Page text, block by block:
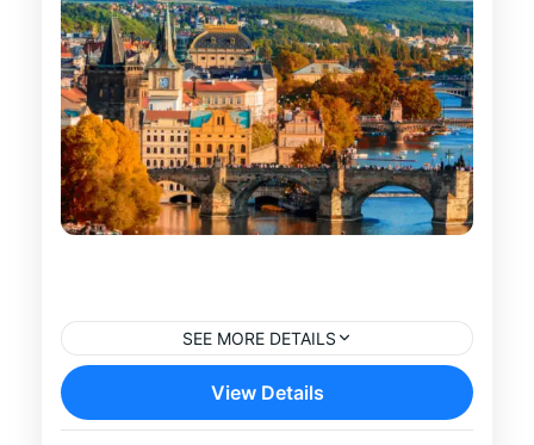
SEE MORE DETAILS
Descubre uno de los lugares más
conmovedores de la historia europea con
View Details